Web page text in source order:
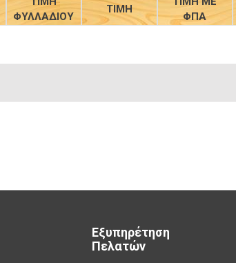
ΦΥΛΛΑΔΙΟΥ
ΤΙΜΗ
ΦΠΑ
Εξυπηρέτηση
Πελατών